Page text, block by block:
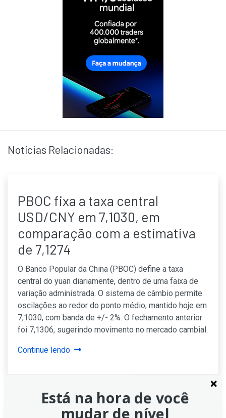
Notícias Relacionadas:
PBOC fixa a taxa central
USD/CNY em 7,1030, em
comparação com a estimativa
de 7,1274
O Banco Popular da China (PBOC) define a taxa
central do yuan diariamente, dentro de uma faixa de
variação administrada. O sistema de câmbio permite
oscilações ao redor do ponto médio, mantido hoje em
7,1030, com banda de +/- 2%. O fechamento anterior
foi 7,1306, sugerindo movimento no mercado cambial.
Continue lendo
Está na hora de você
mudar de nível